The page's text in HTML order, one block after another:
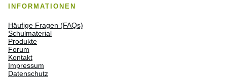
INFORMATIONEN
Häufige Fragen (FAQs)
Schulmaterial
Produkte
Forum
Kontakt
Impressum
Datenschutz